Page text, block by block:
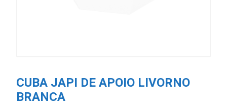
CUBA JAPI DE APOIO LIVORNO
BRANCA